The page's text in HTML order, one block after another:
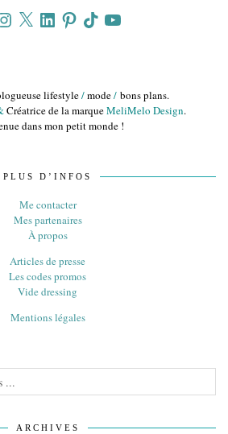
X LinkedInPinterestTikTokYouTube
lifestyle/mode/bons plans.
Créatrice de la marqueMeliMelo Design.
dans mon petit monde !
PLUS D’INFOS
Me contacter
Mes partenaires
À propos
Articles de presse
Les codes promos
Vide dressing
Mentions légales
ARCHIVES